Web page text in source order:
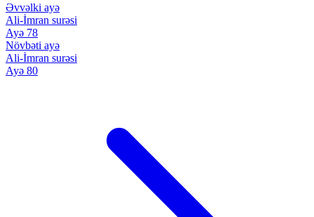
Əvvəlki ayə
Ali-İmran surəsi
Ayə 78
Növbəti ayə
Ali-İmran surəsi
Ayə 80